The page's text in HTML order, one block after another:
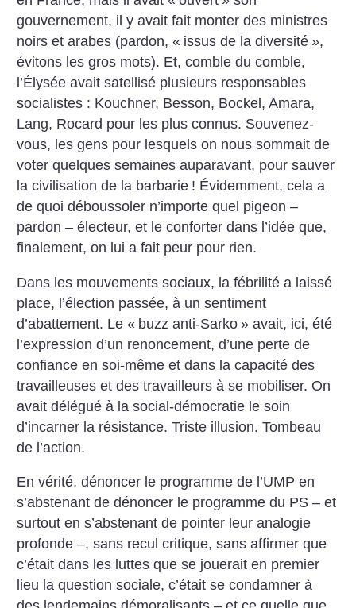
gouvernement, il y avait fait monter des ministres
noirs et arabes (pardon, « issus de la diversité »,
évitons les gros mots). Et, comble du comble,
l’Élysée avait satellisé plusieurs responsables
socialistes : Kouchner, Besson, Bockel, Amara,
Lang, Rocard pour les plus connus. Souvenez-
vous, les gens pour lesquels on nous sommait de
voter quelques semaines auparavant, pour sauver
la civilisation de la barbarie ! Évidemment, cela a
de quoi déboussoler n’importe quel pigeon –
pardon – électeur, et le conforter dans l’idée que,
finalement, on lui a fait peur pour rien.
Dans les mouvements sociaux, la fébrilité a laissé
place, l’élection passée, à un sentiment
d’abattement. Le « buzz anti-Sarko » avait, ici, été
l’expression d’un renoncement, d’une perte de
confiance en soi-même et dans la capacité des
travailleuses et des travailleurs à se mobiliser. On
avait délégué à la social-démocratie le soin
d’incarner la résistance. Triste illusion. Tombeau
de l’action.
En vérité, dénoncer le programme de l’UMP en
s’abstenant de dénoncer le programme du PS – et
surtout en s’abstenant de pointer leur analogie
profonde –, sans recul critique, sans affirmer que
c’était dans les luttes que se jouerait en premier
lieu la question sociale, c’était se condamner à